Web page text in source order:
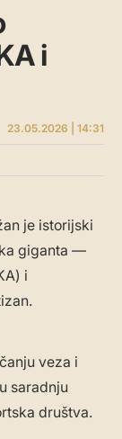
i
23.05.2026 | 14:31
je istorijski
giganta —
i
veza i
saradnju
društva.